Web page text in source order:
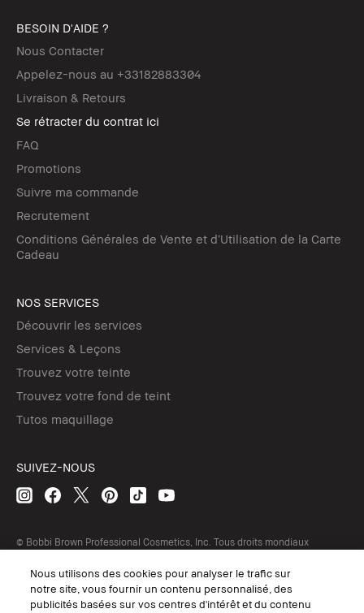
BESOIN D'AIDE ?
Nous Contacter
Appelez-nous au +33182883304
Livraison & Retours
Se rétracter du contrat ici
FAQ
Promotions
Suivre ma commande
Recrutement
Conditions Générales de Vente et d’Utilisation de la Carte
Cadeau
NOS SERVICES
Découvrir les services
Services & Leçons
Trouvez votre teinte
Trouvez votre fond de teint
Tutos maquillage
SUIVEZ-NOUS
© Bobbi Brown Professional Cosmetics, Inc. Tous droits mondiaux
Conditions Générales de Vente
Conditions Générales d'Utilisation
Politique de Confidentialité
Nous utilisons des cookies pour analyser le trafic sur
notre site, vous fournir un contenu personnalisé, des
publicités basées sur vos centres d'intérêt et du contenu